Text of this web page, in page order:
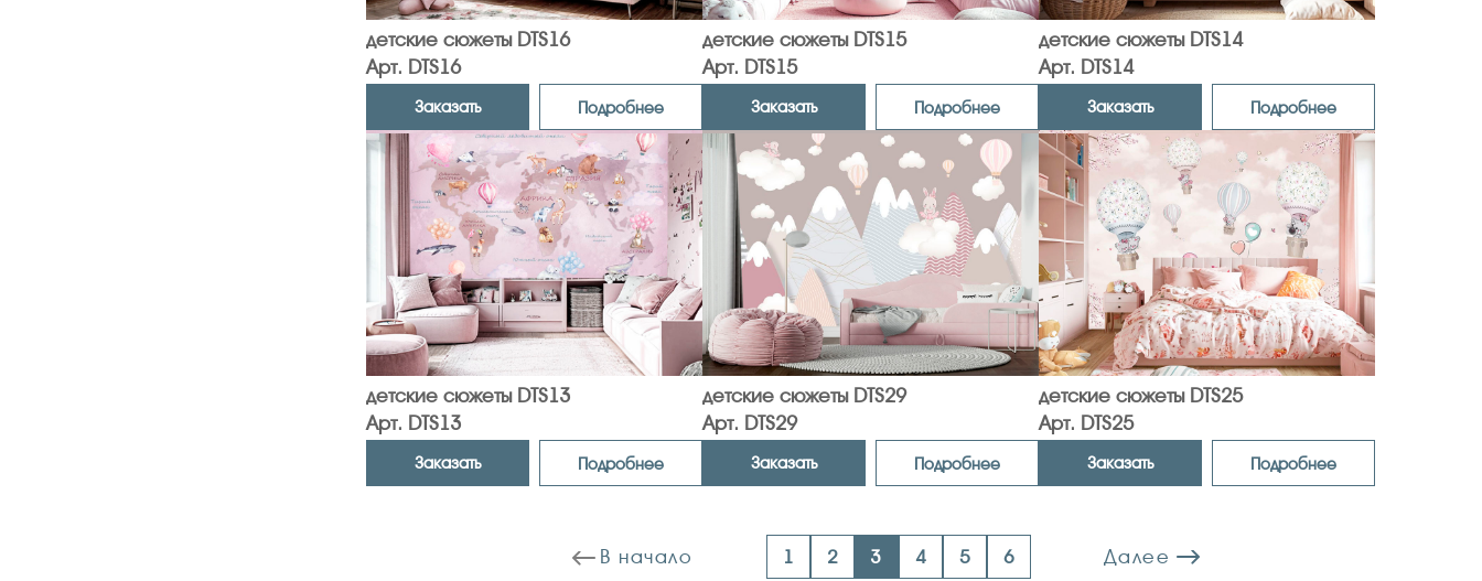
детские сюжеты DTS16
Арт. DTS16
Заказать Подробнее
детские сюжеты DTS15
Арт. DTS15
Заказать Подробнее
детские сюжеты DTS14
Арт. DTS14
Заказать Подробнее
детские сюжеты DTS13
Арт. DTS13
Заказать Подробнее
детские сюжеты DTS29
Арт. DTS29
Заказать Подробнее
детские сюжеты DTS25
Арт. DTS25
Заказать Подробнее
В начало 1 2 3 4 5 6 Далее